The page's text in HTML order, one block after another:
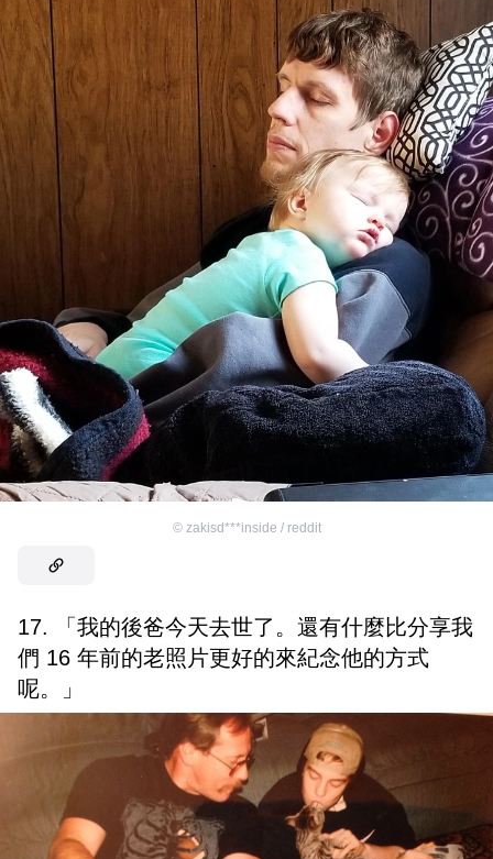
© zakisd***inside / reddit
17. 「我的後爸今天去世了。還有什麼比分享我
們 16 年前的老照片更好的來紀念他的方式
呢。」